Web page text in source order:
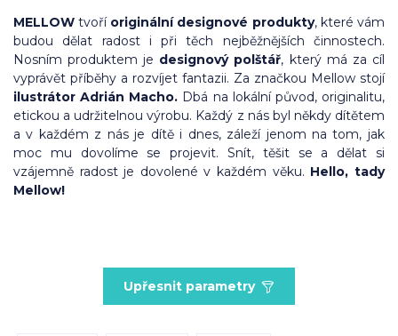
MELLOW tvoří originální designové produkty, které vám
budou dělat radost i při těch nejběžnějších činnostech.
Nosním produktem je designový polštář, který má za cíl
vyprávět příběhy a rozvíjet fantazii. Za značkou Mellow stojí
ilustrátor Adrián Macho. Dbá na lokální původ, originalitu,
etickou a udržitelnou výrobu. Každý z nás byl někdy dítětem
a v každém z nás je dítě i dnes, záleží jenom na tom, jak
moc mu dovolíme se projevit. Snít, těšit se a dělat si
vzájemně radost je dovolené v každém věku. Hello, tady
Mellow!
Upřesnit parametry